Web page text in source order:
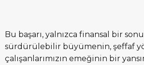
Bu başarı, yalnızca finansal bir
sürdürülebilir büyümenin, şeffaf
çalışanlarımızın emeğinin bir